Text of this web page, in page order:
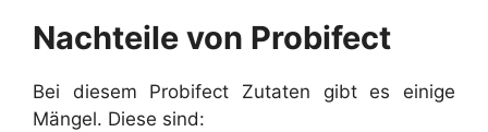
Nachteile von Probifect
Bei diesem Probifect Zutaten gibt es einige
Mängel. Diese sind: